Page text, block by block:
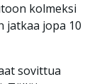
kolmeksi
jatkaa jopa 10
sovittua